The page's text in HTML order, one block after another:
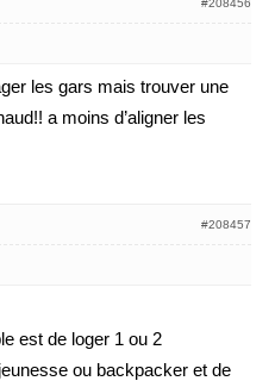
#208456
les gars mais trouver une
a moins d’aligner les
#208457
est de loger 1 ou 2
ou backpacker et de